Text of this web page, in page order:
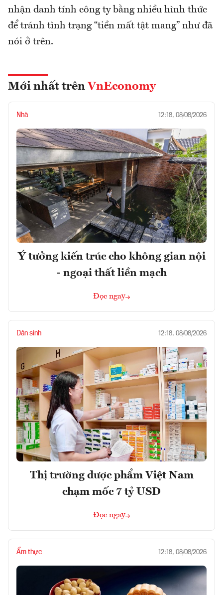
nhận danh tính công ty bằng nhiều hình thức
để tránh tình trạng “tiền mất tật mang” như đã
nói ở trên.
Mới nhất trên VnEconomy
Nhà 12:18, 08/08/2026
Ý tưởng kiến trúc cho không gian nội
- ngoại thất liền mạch
Đọc ngay
Dân sinh 12:18, 08/08/2026
Thị trường dược phẩm Việt Nam
chạm mốc 7 tỷ USD
Đọc ngay
Ẩm thực 12:18, 08/08/2026